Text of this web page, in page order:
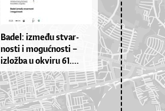
Ba­de­l: iz­me­đu stvar­
nos­ti i mo­gu­ćnos­ti –
izlož­ba u okvi­ru 61....